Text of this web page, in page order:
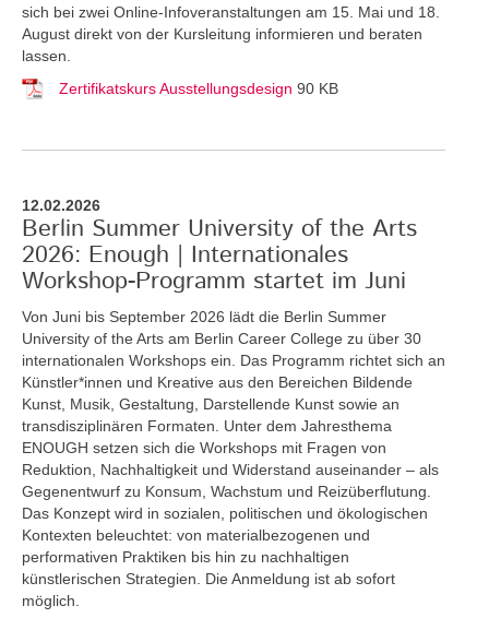
sich bei zwei Online-Infoveranstaltungen am 15. Mai und 18.
August direkt von der Kursleitung informieren und beraten
lassen.
Zertifikatskurs Ausstellungsdesign 90 KB
12.02.2026
Berlin Summer University of the Arts
2026: Enough | Internationales
Workshop-Programm startet im Juni
Von Juni bis September 2026 lädt die Berlin Summer
University of the Arts am Berlin Career College zu über 30
internationalen Workshops ein. Das Programm richtet sich an
Künstler*innen und Kreative aus den Bereichen Bildende
Kunst, Musik, Gestaltung, Darstellende Kunst sowie an
transdisziplinären Formaten. Unter dem Jahresthema
ENOUGH setzen sich die Workshops mit Fragen von
Reduktion, Nachhaltigkeit und Widerstand auseinander – als
Gegenentwurf zu Konsum, Wachstum und Reizüberflutung.
Das Konzept wird in sozialen, politischen und ökologischen
Kontexten beleuchtet: von materialbezogenen und
performativen Praktiken bis hin zu nachhaltigen
künstlerischen Strategien. Die Anmeldung ist ab sofort
möglich.